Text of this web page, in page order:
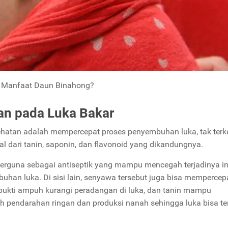
Daun Binahong?
pada Luka Bakar
adalah mempercepat proses penyembuhan luka, tak
dari tanin, saponin, dan flavonoid yang dikandungnya.
sebagai antiseptik yang mampu mencegah terjadinya
luka. Di sisi lain, senyawa tersebut juga bisa
ampuh kurangi peradangan di luka, dan tanin mampu
pendarahan ringan dan produksi nanah sehingga luka bisa